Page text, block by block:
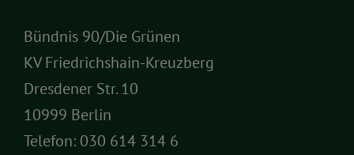
Bündnis 90/Die Grünen
KV Friedrichshain-Kreuzberg
Dresdener Str. 10
10999 Berlin
Telefon: 030 614 314 6